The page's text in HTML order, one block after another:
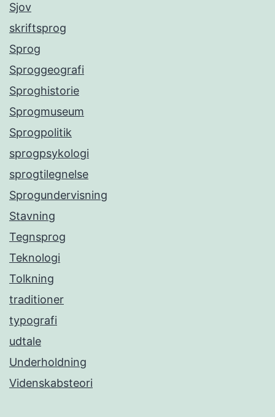
Sjov
skriftsprog
Sprog
Sproggeografi
Sproghistorie
Sprogmuseum
Sprogpolitik
sprogpsykologi
sprogtilegnelse
Sprogundervisning
Stavning
Tegnsprog
Teknologi
Tolkning
traditioner
typografi
udtale
Underholdning
Videnskabsteori